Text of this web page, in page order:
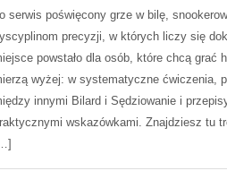
serwis poświęcony grze w bilę,
precyzji, w których liczy się
powstało dla osób, które chcą
wyżej: w systematyczne ćwiczenia,
innymi Bilard i Sędziowanie i
wskazówkami. Znajdziesz tu